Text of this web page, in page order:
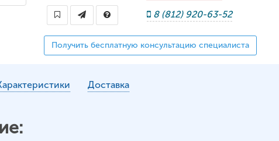
8 (812) 920-63-52
Получить бесплатную консультацию специалиста
Доставка